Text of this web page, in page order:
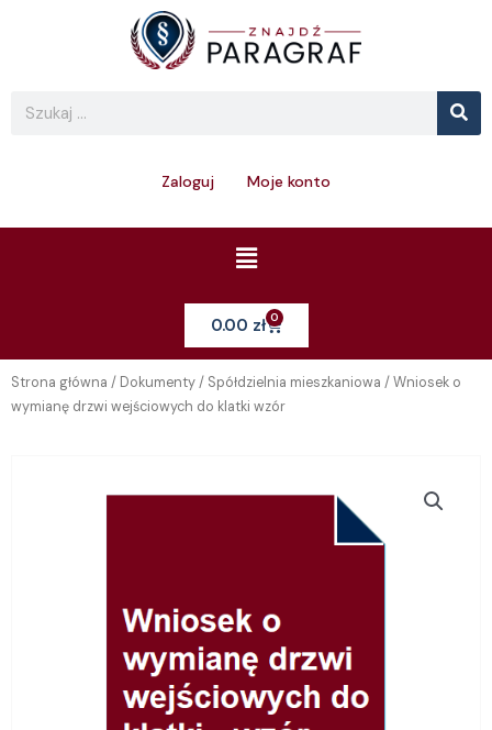
Search
Zaloguj Moje konto
Menu
0.00 zł 0Cart
Strona główna / Dokumenty/ Spółdzielnia mieszkaniowa / Wniosek o
wymianę drzwi wejściowych do klatki wzór